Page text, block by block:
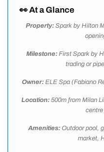
👀 At a Glance
Property:Spark by Hilton
Milestone:First Spark by
trading or
Owner:ELE Spa (Fabiano
Location:500m from Milan
Amenities:Outdoor pool,
market,